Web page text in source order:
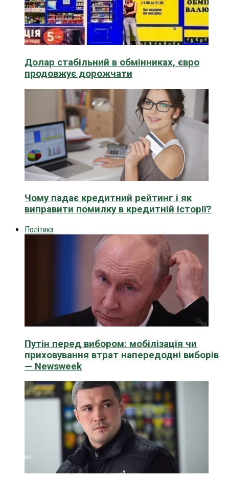
Долар стабільний в обмінниках, євро
продовжує дорожчати
Чому падає кредитний рейтинг і як
виправити помилку в кредитній історії?
Політика
Путін перед вибором: мобілізація чи
приховування втрат напередодні виборів
— Newsweek